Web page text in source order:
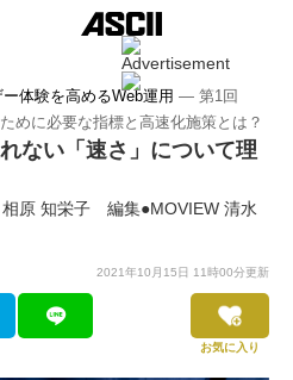
体験を高めるWeb運用 ― 第1回
めに必要な指標と高速化施策とは？
ない「速さ」について理
原 知栄子 編集●MOVIEW 清水
2021年10月15日 11時00分更新
お気に入り